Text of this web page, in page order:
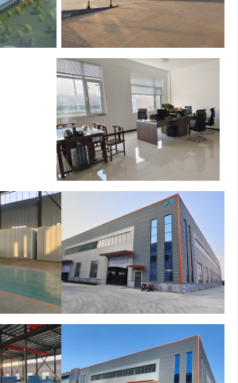
办公大楼
办公室
公司车间